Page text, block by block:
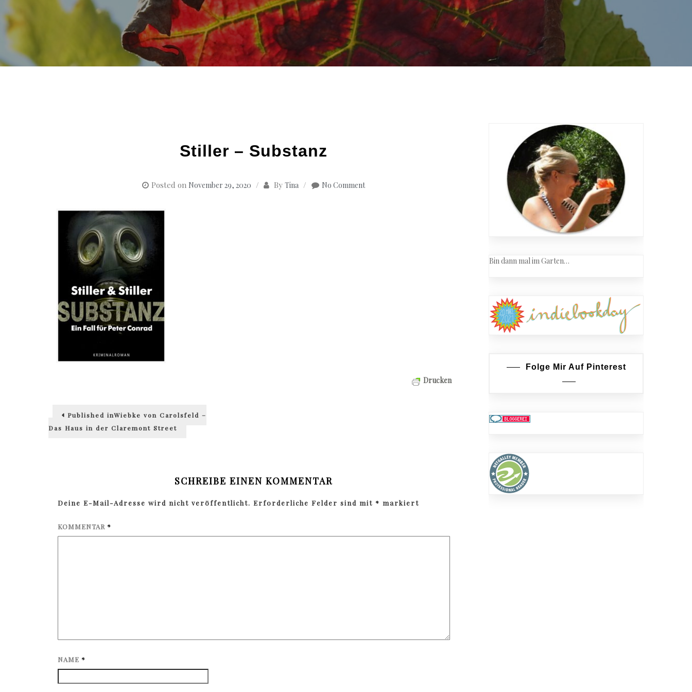
Stiller – Substanz
Posted on November 29, 2020 By Tina No Comment
Drucken
Beitragsnavigation
Published inWiebke von Carolsfeld –
Das Haus in der Claremont Street
SCHREIBE EINEN KOMMENTAR
Deine E-Mail-Adresse wird nicht veröffentlicht. Erforderliche Felder sind mit * markiert
KOMMENTAR *
NAME *
Bin dann mal im Garten…
Folge Mir Auf Pinterest